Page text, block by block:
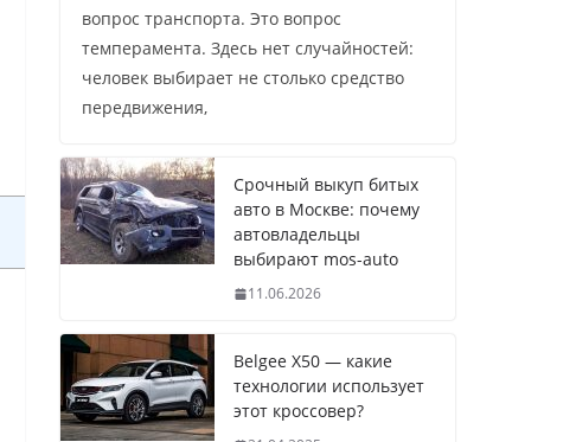
вопрос транспорта. Это вопрос
темперамента. Здесь нет случайностей:
человек выбирает не столько средство
передвижения,
Срочный выкуп битых
авто в Москве: почему
автовладельцы
выбирают mos-auto
11.06.2026
Belgee X50 — какие
технологии использует
этот кроссовер?